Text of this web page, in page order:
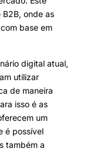
onde as
base em
digital atual,
utilizar
de maneira
isso é as
um
é possível
também a